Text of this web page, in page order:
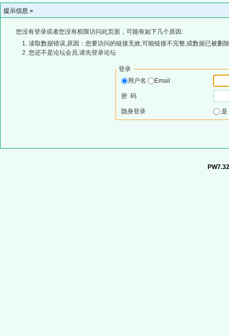
提示信息 »
您没有登录或者您没有权限访问此页面，可能有如下几个原因:
读取数据错误,原因：您要访问的链接无效,可能链接不完整,或数据已被删
您还不是论坛会员,请先登录论坛
登录
用户名
Email
密 码
隐身登录